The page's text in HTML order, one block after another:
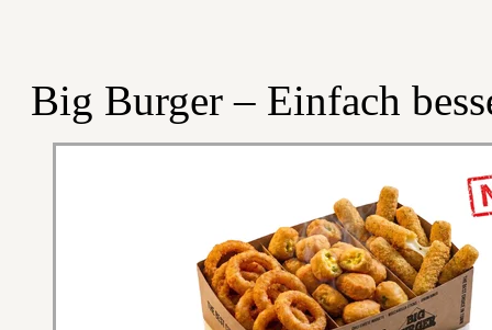
Big Burger – Einfach